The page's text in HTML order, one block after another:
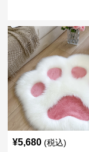
¥5,680 (税込)